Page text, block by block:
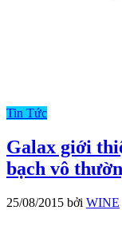
Tin Tức
Galax giới
bạch vô
25/08/2015 bởi WINE